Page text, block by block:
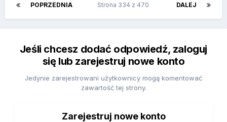
POPRZEDNIA DALEJ
Strona 334 z 470
Jeśli chcesz dodać odpowiedź, zaloguj
się lub zarejestruj nowe konto
Jedynie zarejestrowani użytkownicy mogą komentować
zawartość tej strony.
Zarejestruj nowe konto